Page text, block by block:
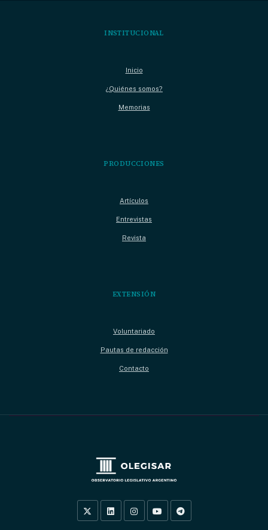
INSTITUCIONAL
Inicio
¿Quiénes somos?
Memorias
PRODUCCIONES
Artículos
Entrevistas
Revista
EXTENSIÓN
Voluntariado
Pautas de redacción
Contacto